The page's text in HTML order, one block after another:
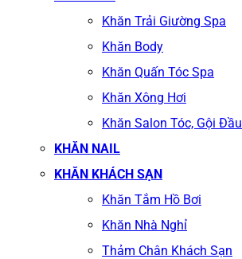
Khăn Trải Giường Spa
Khăn Body
Khăn Quấn Tóc Spa
Khăn Xông Hơi
Khăn Salon Tóc, Gội Đầu
KHĂN NAIL
KHĂN KHÁCH SẠN
Khăn Tắm Hồ Bơi
Khăn Nhà Nghỉ
Thảm Chân Khách Sạn